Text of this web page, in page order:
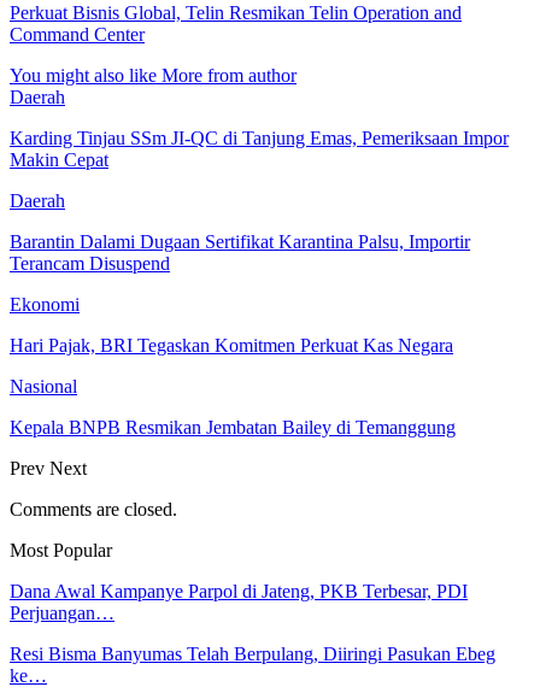
Perkuat Bisnis Global, Telin Resmikan Telin Operation and
Command Center
You might also like More from author
Daerah
Karding Tinjau SSm JI-QC di Tanjung Emas, Pemeriksaan Impor
Makin Cepat
Daerah
Barantin Dalami Dugaan Sertifikat Karantina Palsu, Importir
Terancam Disuspend
Ekonomi
Hari Pajak, BRI Tegaskan Komitmen Perkuat Kas Negara
Nasional
Kepala BNPB Resmikan Jembatan Bailey di Temanggung
Prev Next
Comments are closed.
Most Popular
Dana Awal Kampanye Parpol di Jateng, PKB Terbesar, PDI
Perjuangan…
Resi Bisma Banyumas Telah Berpulang, Diiringi Pasukan Ebeg
ke…